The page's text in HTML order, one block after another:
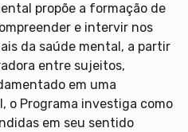
propõe a formação de
e intervir nos
da saúde mental, a partir
entre sujeitos,
em uma
o Programa investiga como
em seu sentido